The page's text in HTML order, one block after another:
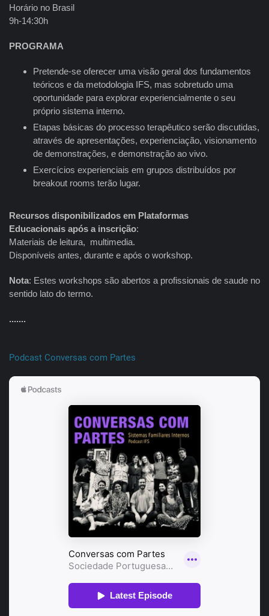
Horário no Brasil
9h-14:30h
PROGRAMA
Pretende-se oferecer uma visão geral dos fundamentos
teóricos e da metodologia IFS, mas sobretudo uma
oportunidade para explorar experiencialmente o seu
próprio sistema interno.
Etapas básicas do processo terapêutico serão discutidas,
através de apresentações, experienciação, visionamento
de demonstrações, e demonstração ao vivo.
Exercícios experienciais em grupos distribuídos por
breakout rooms terão lugar.
Recursos disponibilizados em Plataformas
Educacionais após a inscrição:
Materiais de leitura, multimedia.
Disponíveis antes, durante e após o workshop.
Nota: Estes workshops são abertos a profissionais de saude no
sentido lato do termo.
.......
Podcast Conversas com Partes